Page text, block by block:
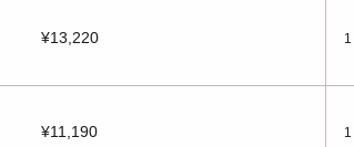
¥13,220 1
¥11,190 1